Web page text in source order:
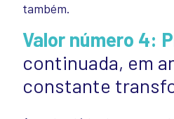
também.
Valor número 4:
continuada, em
constante